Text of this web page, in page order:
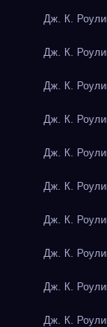
Дж. К.
Дж. К.
Дж. К.
Дж. К.
Дж. К.
Дж. К.
Дж. К.
Дж. К.
Дж. К.
Дж. К.